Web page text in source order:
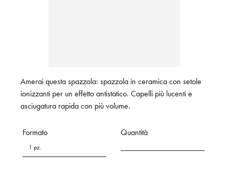
Amerai questa spazzola: spazzola in ceramica con setole
ionizzanti per un effetto antistatico. Capelli più lucenti e
asciugatura rapida con più volume.
Formato
1 pz.
Quantità